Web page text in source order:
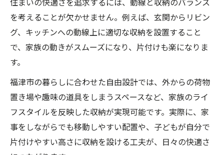
を考えることが欠かせません。例えば、玄関からリビン
グ、キッチンへの動線上に適切な収納を設置すること
で、家族の動きがスムーズになり、片付けも楽になりま
す。
福津市の暮らしに合わせた自由設計では、外からの荷物
置き場や趣味の道具をしまうスペースなど、家族のライ
フスタイルを反映した収納が実現可能です。実際に、家
事をしながらでも移動しやすい配置や、子どもが自分で
片付けやすい高さに収納を設ける工夫が、日々の快適さ